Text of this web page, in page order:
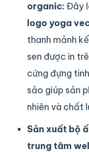
organic: Đây
logo yoga
thanh mảnh
sen được in
cứng đựng
sảo giúp sản
nhiên và chất
Sản xuất bộ
trung tâm